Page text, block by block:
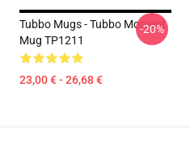
Tubbo Mugs - Tubbo Moment
Mug TP1211
23,00 € - 26,68 €
-20%